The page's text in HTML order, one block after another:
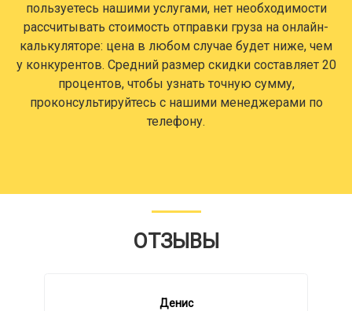
пользуетесь нашими услугами, нет необходимости
рассчитывать стоимость отправки груза на онлайн-
калькуляторе: цена в любом случае будет ниже, чем
у конкурентов. Средний размер скидки составляет 20
процентов, чтобы узнать точную сумму,
проконсультируйтесь с нашими менеджерами по
телефону.
ОТЗЫВЫ
Денис